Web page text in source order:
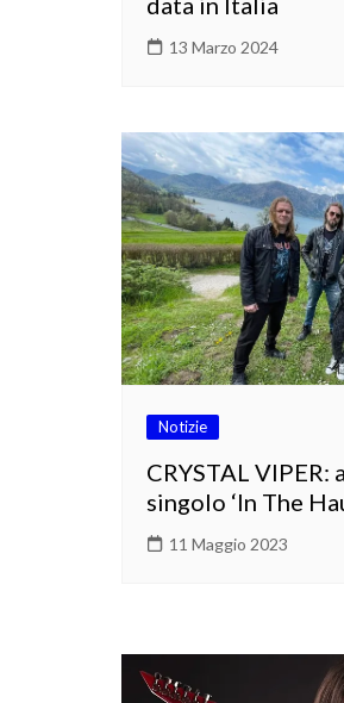
13 Marzo 2024
Notizie
CRYSTAL
singolo ‘In The
11 Maggio 2023